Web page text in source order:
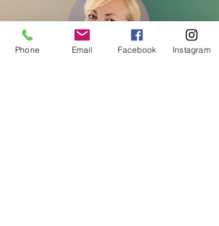
Phone Email Facebook Instagram